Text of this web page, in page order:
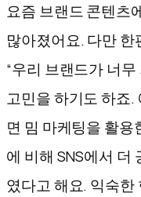
요즘 브랜드 콘텐츠
많아졌어요. 다만 한
“우리 브랜드가 너
고민을 하기도 하죠.
면 밈 마케팅을 활
에 비해 SNS에서 더
였다고 해요. 익숙한